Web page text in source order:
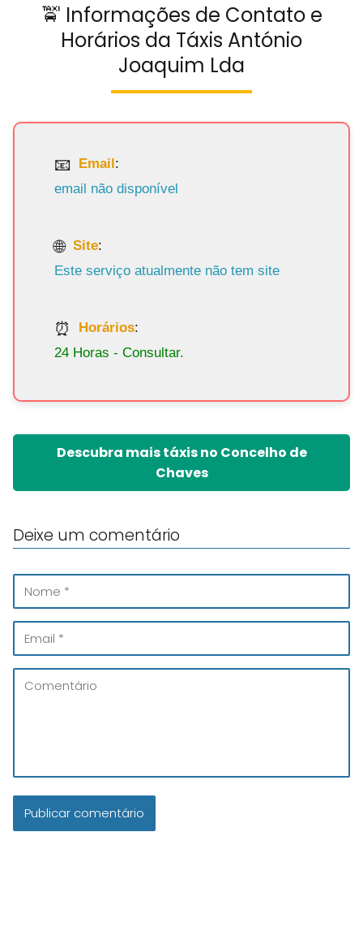
🚖 Informações de Contato e
Horários da Táxis António
Joaquim Lda
Email:
email não disponível
Site:
Este serviço atualmente não tem site
Horários:
24 Horas - Consultar.
Descubra mais táxis no Concelho de
Chaves
Deixe um comentário